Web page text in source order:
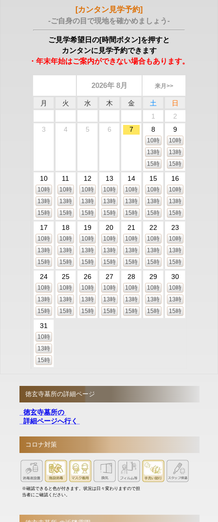
[カンタン見学予約]
-ご自身の目で現地を確かめましょう-
ご見学希望日の[時間ボタン]を押すと
カンタンに見学予約できます
・年末年始はご案内ができない場合もあります。
2026年 8月 来月>>
月 火 水 木 金 土
日
1
2
3
4 5 6 7 8
10時
13時
15時
9
10時
13時
15時
10
10時
13時
15時
11
10時
13時
15時
12
10時
13時
15時
13
10時
13時
15時
14
10時
13時
15時
15
10時
13時
15時
16
10時
13時
15時
17
10時
13時
15時
18
10時
13時
15時
19
10時
13時
15時
20
10時
13時
15時
21
10時
13時
15時
22
10時
13時
15時
23
10時
13時
15時
24
10時
13時
15時
25
10時
13時
15時
26
10時
13時
15時
27
10時
13時
15時
28
10時
13時
15時
29
10時
13時
15時
30
10時
13時
15時
31
10時
13時
15時
徳玄寺墓所の詳細ページ
徳玄寺墓所の
詳細ページへ行く
コロナ対策
※確認できると色が付きます。状況は日々変わりますので担
当者にご確認ください。